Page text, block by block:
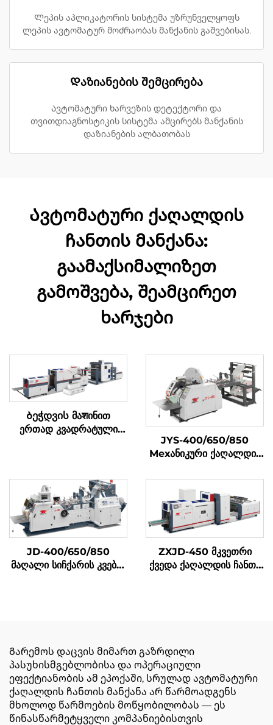
Ლეპის აპლიკატორის სისტემა უზრუნველყოფს
ლეპის ავტომატურ მოძრაობას მანქანის გაშვებისას.
Დაზიანების შემცირება
Ავტომატური ხარვეზის დეტექტორი და
თვითდიაგნოსტიკის სისტემა ამცირებს მანქანის
დაზიანების ალბათობას
Ავტომატური ქაღალდის
ჩანთის მანქანა:
გაამაქსიმალიზეთ
გამოშვება, შეამცირეთ
ხარჯები
Ბეჭდვის მაशინით
ერთად კვადრატული
JYS-400/650/850
Мехანიკური ქაღალდის
JD-400/650/850
მაღალი სიჩქარის კვების
ZXJD-450 მკვეთრი
ქვედა ქაღალდის ჩანთა
Გარემოს დაცვის მიმართ გაზრდილი
პასუხისმგებლობისა და ოპერაციული
ეფექტიანობის ამ ეპოქაში, სრულად ავტომატური
ქაღალდის ჩანთის მანქანა არ წარმოადგენს
მხოლოდ წარმოების მოწყობილობას — ეს
წინასწარმეტყველი კომპანიებისთვის